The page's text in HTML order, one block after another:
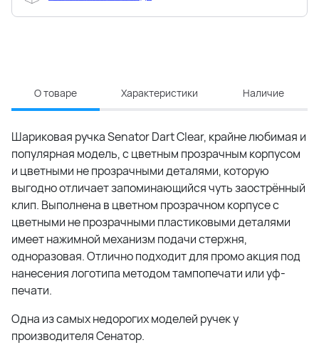
О товаре Характеристики Наличие
Шариковая ручка Senator Dart Clear, крайне любимая и
популярная модель, с цветным прозрачным корпусом
и цветными не прозрачными деталями, которую
выгодно отличает запоминающийся чуть заострённый
клип. Выполнена в цветном прозрачном корпусе с
цветными не прозрачными пластиковыми деталями
имеет нажимной механизм подачи стержня,
одноразовая. Отлично подходит для промо акция под
нанесения логотипа методом тампопечати или уф-
печати.
Одна из самых недорогих моделей ручек у
производителя Сенатор.